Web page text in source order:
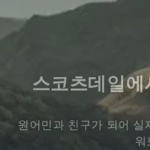
스코츠데일에
원어민과 친구가 되어
워